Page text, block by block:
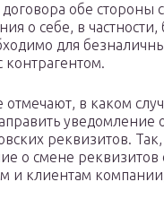
обе стороны
о себе, в частности,
для
контрагентом.
в каком
уведомление
реквизитов.
о смене реквизитов
и клиентам